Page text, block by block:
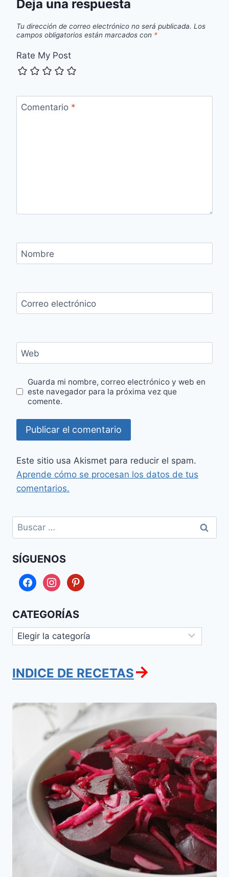
Deja una respuesta
Tu dirección de correo electrónico no será publicada. Los
campos obligatorios están marcados con *
Rate My Post
Comentario *
Nombre
Correo electrónico
Web
Guarda mi nombre, correo electrónico y web en
este navegador para la próxima vez que
comente.
Este sitio usa Akismet para reducir el spam.
Aprende cómo se procesan los datos de tus
comentarios.
Buscar:
SÍGUENOS
facebookinstagrampinterest
CATEGORÍAS
Categorías
INDICE DE RECETAS→
Ensalada
Remolacha